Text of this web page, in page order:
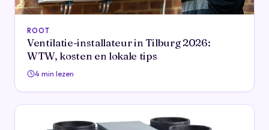
ROOT
Ventilatie-installateur in Tilburg 2026:
WTW, kosten en lokale tips
4 min lezen